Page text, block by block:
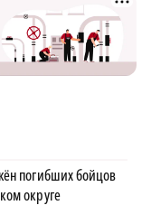
погибших бойцов
округе